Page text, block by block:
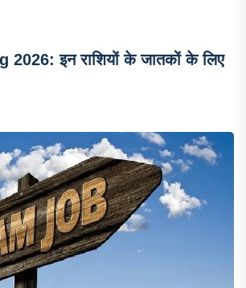
इन राशियों के जातकों के लिए